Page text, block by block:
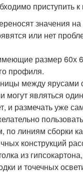
приступить
значения
или нет
размер 60х
профиля.
между ярусами
могут являться
и размечать уже
линиям сборки
конструкций
из
и точечных